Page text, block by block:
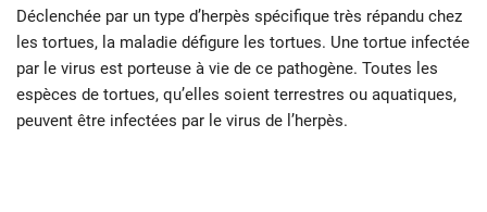
Déclenchée par un type d’herpès spécifique très répandu chez
les tortues, la maladie défigure les tortues. Une tortue infectée
par le virus est porteuse à vie de ce pathogène. Toutes les
espèces de tortues, qu’elles soient terrestres ou aquatiques,
peuvent être infectées par le virus de l’herpès.